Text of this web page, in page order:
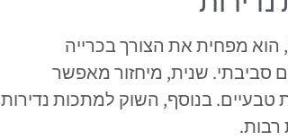
הוא מפחית את הצורך בכרייה
סביבתי. שנית, מיחזור מאפשר
בנוסף, השוק למתכות נדירות